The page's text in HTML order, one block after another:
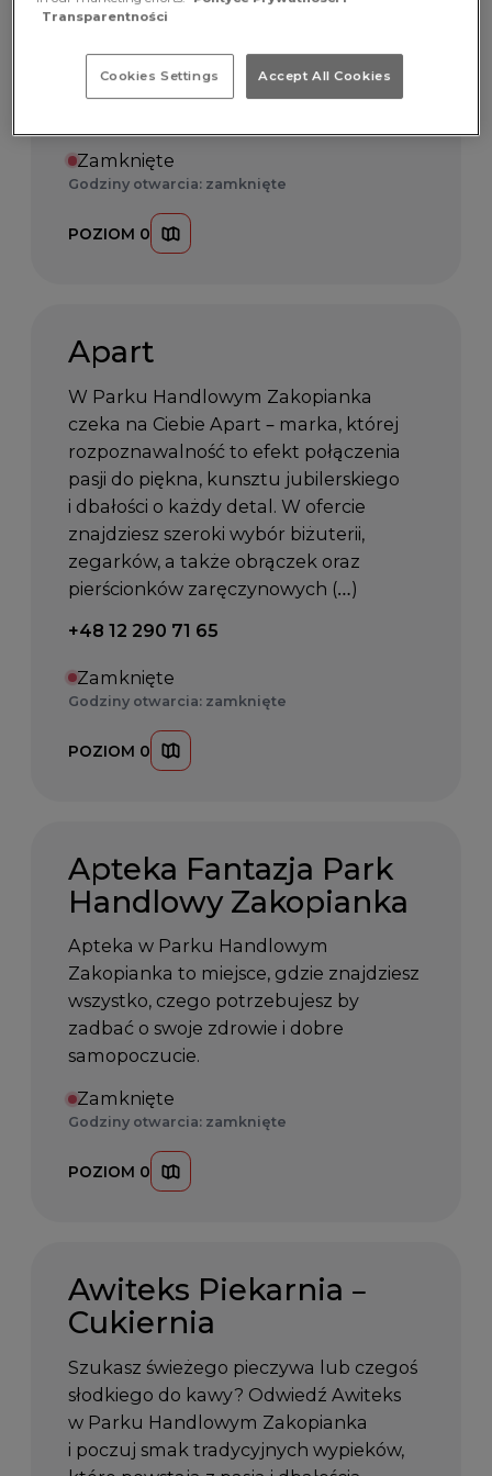
odwiedź Ambre Art w Parku
w którym artystyczne wzornictwo łączy
Zamknięte
Godziny otwarcia: zamknięte
POZIOM 0
Apart
W Parku Handlowym Zakopianka
czeka na Ciebie Apart – marka, której
rozpoznawalność to efekt połączenia
pasji do piękna, kunsztu jubilerskiego
i dbałości o każdy detal. W ofercie
znajdziesz szeroki wybór biżuterii,
zegarków, a także obrączek oraz
pierścionków zaręczynowych (…)
Telefon kontaktowy:
+48 12 290 71 65
Zamknięte
Godziny otwarcia: zamknięte
POZIOM 0
Apteka Fantazja Park
Handlowy Zakopianka
Apteka w Parku Handlowym
Zakopianka to miejsce, gdzie znajdziesz
wszystko, czego potrzebujesz by
zadbać o swoje zdrowie i dobre
samopoczucie.
Zamknięte
Godziny otwarcia: zamknięte
POZIOM 0
Awiteks Piekarnia –
Cukiernia
Szukasz świeżego pieczywa lub czegoś
słodkiego do kawy? Odwiedź Awiteks
w Parku Handlowym Zakopianka
i poczuj smak tradycyjnych wypieków,
Transparentności
Cookies Settings Accept All Cookies